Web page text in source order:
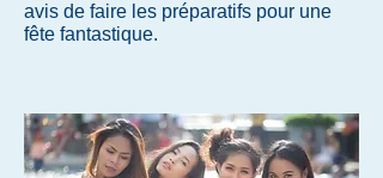
avis de faire les préparatifs pour une
fête fantastique.